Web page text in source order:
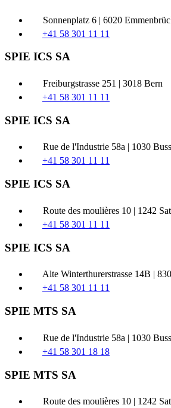
Sonnenplatz 6 | 6020
+41 58 301 11 11
SPIE ICS SA
Freiburgstrasse 251 | 3018 Bern
+41 58 301 11 11
SPIE ICS SA
Rue de l'Industrie 58a | 1030
+41 58 301 11 11
SPIE ICS SA
Route des moulières 10 | 1242
+41 58 301 11 11
SPIE ICS SA
Alte Winterthurerstrasse 14B |
+41 58 301 11 11
SPIE MTS SA
Rue de l'Industrie 58a | 1030
+41 58 301 18 18
SPIE MTS SA
Route des moulières 10 | 1242